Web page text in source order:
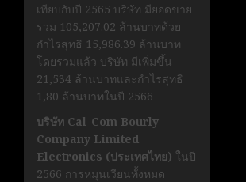
เทียบกับปี 2565 บริษัท มียอดขาย
รวม 105,207.02 ล้านบาทด้วย
กำไรสุทธิ 15,986.39 ล้านบาท
โดยรวมแล้ว บริษัท มีเพิ่มขึ้น
21,534 ล้านบาทและกำไรสุทธิ
1,80 ล้านบาทในปี 2566
บริษัท Cal-Com Bourly
Company Limited
Electronics (ประเทศไทย) ในปี
2566 การหมุนเวียนทั้งหมด